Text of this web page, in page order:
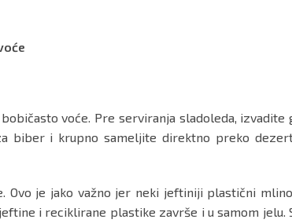
voće. Pre serviranja sladoleda, izvadite
biber i krupno sameljite direktno preko
Ovo je jako važno jer neki jeftiniji plastični
i reciklirane plastike završe i u samom jelu.